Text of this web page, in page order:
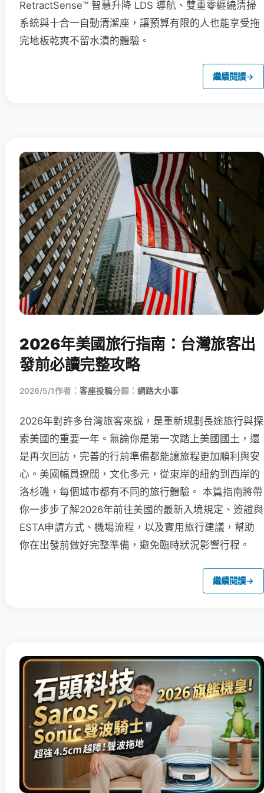
RetractSense™ 智慧升降 LDS 導航、雙重零纏繞清掃
系統與十合一自動清潔座，讓預算有限的人也能享受拖
完地板乾爽不留水漬的體驗。
繼續閱讀→
2026年美國旅行指南：台灣旅客出
發前必讀完整攻略
2026/5/1作者： 客座投稿分類： 網路大小事
2026年對許多台灣旅客來說，是重新規劃長途旅行與探
索美國的重要一年。無論你是第一次踏上美國國土，還
是再次回訪，完善的行前準備都能讓旅程更加順利與安
心。美國幅員遼闊，文化多元，從東岸的紐約到西岸的
洛杉磯，每個城市都有不同的旅行體驗。 本篇指南將帶
你一步步了解2026年前往美國的最新入境規定、簽證與
ESTA申請方式、機場流程，以及實用旅行建議，幫助
你在出發前做好完整準備，避免臨時狀況影響行程。
繼續閱讀→